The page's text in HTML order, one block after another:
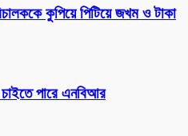
কুপিয়ে পিটিয়ে জখম ও টাকা
পারে এনবিআর